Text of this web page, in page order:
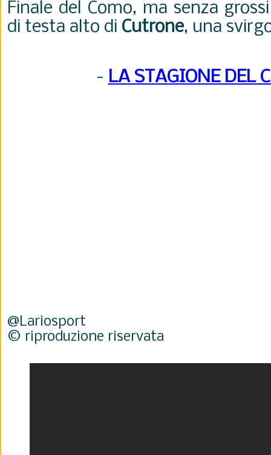
Finale del Como, ma senza
di testa alto di Cutrone, una
- LA STAGIONE DEL
@Lariosport
© riproduzione riservata